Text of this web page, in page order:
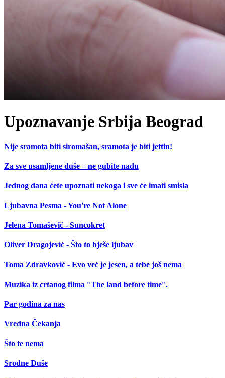
Upoznavanje Srbija Beograd
Nije sramota biti siromašan, sramota je biti jeftin!
Za sve usamljene duše – ne gubite nadu
Jednog dana ćete upoznati nekoga i sve će imati smisla
Ljubavna Pesma - You're Not Alone
Jelena Tomašević - Suncokret
Oliver Dragojević - Što to bješe ljubav
Toma Zdravković - Evo već je jesen, a tebe još nema
Muzika iz crtanog filma ''The land before time''.
Par godina za nas
Vredna Čekanja
Što te nema
Srodne Duše